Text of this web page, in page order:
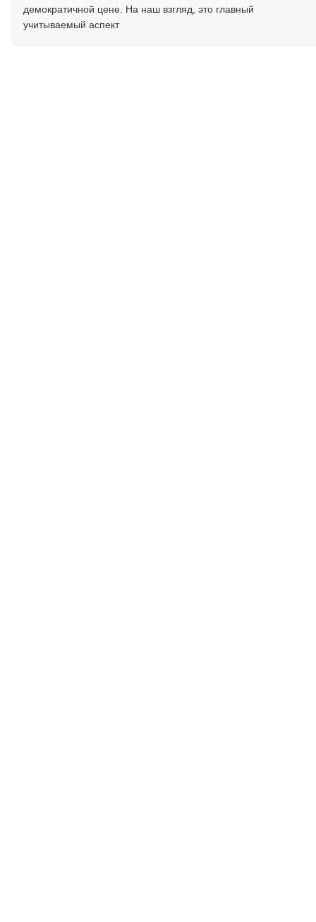
демократичной цене. На наш взгляд, это главный
учитываемый аспект